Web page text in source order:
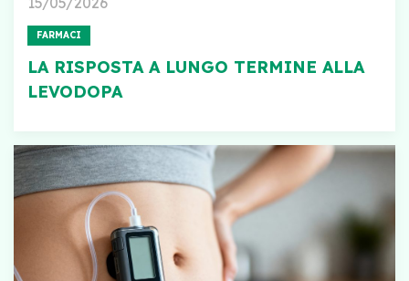
FARMACI
LA RISPOSTA A LUNGO TERMINE ALLA
LEVODOPA